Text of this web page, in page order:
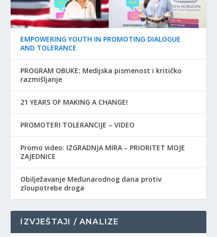
EMPOWERING YOUTH IN PROMOTING DIALOGUE
AND TOLERANCE
PROGRAM OBUKE: Medijska pismenost i kritičko
razmišljanje
21 YEARS OF MAKING A CHANGE!
PROMOTERI TOLERANCIJE – VIDEO
Promo video: IZGRADNJA MIRA – PRIORITET MOJE
ZAJEDNICE
Obilježavanje Međunarodnog dana protiv
zloupotrebe droga
IZVJEŠTAJI / ANALIZE